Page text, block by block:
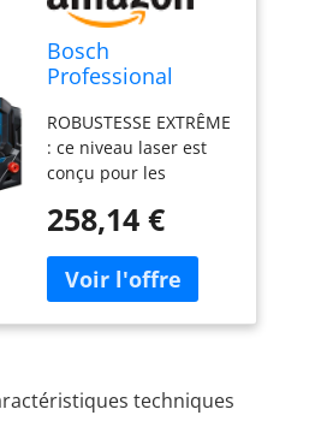
Bosch
Professional
2-50 G (faisceau
vert, d'intérieur,
support RM 10,
trépied BT 150,
portée visible :
jusqu’à 15 m, 4x
piles AA, dans une
boîte en carton)
ROBUSTESSE EXTRÊME
: ce niveau laser est
conçu pour les
boîtier robuste et une
poussière et les
projections d’eau
(IP64). Il est très solide
INTERFACE FACILE À
258,14 €
techniques